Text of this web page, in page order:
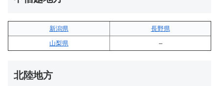
新潟県
長野県
山梨県
–
北陸地方